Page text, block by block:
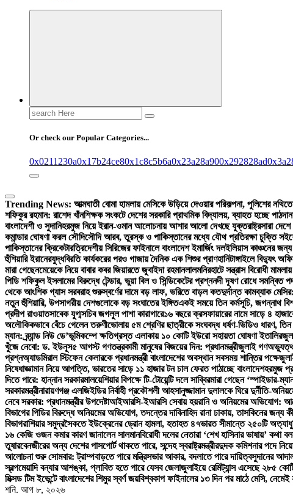
Search
for:
Or check our Popular Categories...
0x0211230a0x17b24ce80x1c8c5b6a0x23a28a900x292828ad
Trending News: আত্মঘাতী বোমা হামলায় মেসিকে উড়িয়ে দেওয়ার পরিকল্পনা, পুলিশের
শফিকুর রহমান: রাশেদ খাঁনশিক্ষক সংকটে দেশের সরকারি প্রাথমিক বিদ্যালয়, ব্যাহত হচ্ছে পাঠদান
বাংলাদেশী ও সুদানিহরমুজ নিয়ে ইরান-ওমান আলোচনায় আশার আলো দেখছে যুক্তরাষ্ট্রসারা
কমান্ডার ঘোষণা করল সৌদিসৌদি আরব, তুরস্ক ও পাকিস্তানের মধ্যে যৌথ প্রতিরক্ষা চুক্তি সই
পাকিস্তানের ক্রিকেটারত্রিদেশীয় সিরিজের ফাইনালে বাংলাদেশ ইমার্জিং দলইলিয়াস কাঞ্চনের
হুঁশিয়ারি ইরানেরযুদ্ধবিরতি কার্যকরের পরও গাজায় দৈনিক এক শিশুর প্রাণহানিটাঙ্গাইলে বিদ্যুৎ
মারা গেছেনমেয়েকে নিয়ে বাবার কবর জিয়ারতে জুবাইদা রহমানলালমনিরহাটে সন্ত্রাস বিরোধী
পিডি শফিকুল ইসলামের বিরুদ্ধে টেন্ডার, ভুয়া বিল ও সিন্ডিকেটের প্রশ্ননদী দূষণ রোধে সমন্বিত
থেকে আংশিক গ্যাস সরবরাহ শুরুস্বর্ণের দামে বড় লাফ, ভরিতে বাড়ল কতদুর্দান্ত কামব্যাক
নতুন হুঁশিয়ারি, উপসাগরীয় দেশগুলোকে বড় সংঘাতের ইঙ্গিতএকই সময়ে তিন কর্মসূচি, জগন্নাথ
প্রদীপ রাওয়াতসাবেক যুগ্মসচিব জগলুল পাশা কারাগারে১৬ বছরে ক্রসফায়ারের নামে সাড়ে ৪
অলৌকিকভাবে বেঁচে গেলেন তরুণীভোলায় ৫ম শ্রেণির ছাত্রীকে সংঘবদ্ধ ধর্ষণ-ভিডিও ধারণ,
ম্যান: ব্র্যান্ড নিউ ডে’ভূমিকম্পে ক্ষতিগ্রস্ত এলাকায় ১০ কোটি ইউরো সহায়তা ঘোষণা ইতালির
খুঁজে নেবো: ড. ইউনূস৫ আগস্ট গণতন্ত্রকামী মানুষের বিজয়ের দিন: প্রধানমন্ত্রীজুলাই
প্রশ্নঅ্যাডমিরাল স্টিফেন কেলারকে প্রধানমন্ত্রী বাংলাদেশের অবস্থান সবসময় শান্তির পক্ষে
নিষেধাজ্ঞামান নিয়ে আপত্তি, ভারতের সাড়ে ১১ হাজার টন চাল ফেরত পাঠাচ্ছে বাংলাদেশহরমুজ
দিতে পারে: হান্নান সরকারমালয়েশিয়ার বিপক্ষে টি-টোয়েন্টি দলে সাব্বিরমারা গেছেন ‘স্পাইডার-
সরকারমন্ত্রীনারায়ণগঞ্জ এলজিইডির নির্বাহী প্রকৌশলী আহসানুজ্জামান দুলালকে ঘিরে দুর্নীতি-
নেবে সরকার: প্রধানমন্ত্রীর উপদেষ্টাআইআরসি-ইআরসি সেবায় হয়রানি ও অনিয়মের অভিযোগ:
বিভাগের পিডির বিরুদ্ধে অনিয়মের অভিযোগ, তদন্তের দাবিনাহিদ রানা ঢাকায়, তাসকিনের জন্য
বিভাগরাশিয়ার সমুদ্রসৈকতে ইউক্রেনের ড্রোন হামলা, হতাহত ৪৭ভারত সীমান্তে ২৫০টি
১৬ কেজি ওজন কমার কারণ জানালেন সালমানবিরোধী দলের নেতারা ‘শেখ হাসিনার ভাষায়’ কথা
তুষারবেনজীরের অন্য দেশের পাসপোর্ট থাকতে পারে, সন্দেহ স্বরাষ্ট্রমন্ত্রীরদুদক কমিশনার পদে
আলোচনা শুরু সোমবার: ট্রাম্পবাড়তে পারে মন্ত্রিসভার আকার, বদলাতে পারে দায়িত্বসুদানের
স্বল্পমেয়াদি বন্যার আশঙ্কা, প্লাবিত হতে পারে যেসব জেলাজুলাইয়ে রেমিট্যান্স এসেছে ২৮৫
মিক্সড টিম ইভেন্টে বাংলাদেশের শিমুর স্বর্ণ জয়বিশ্বকাপ ফাইনালের ১৩ দিন পর মাঠে মেসি,
শনি. আগ ৮, ২০২৬